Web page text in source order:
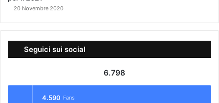
20 Novembre 2020
Seguici sui social
6.798
4.590 Fans